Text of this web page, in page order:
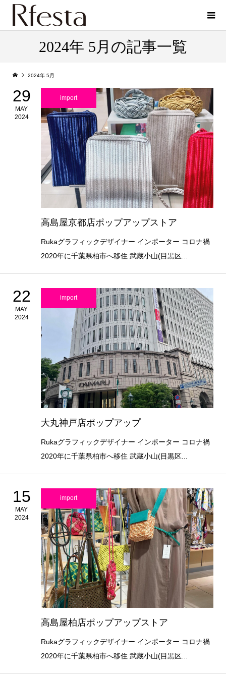
2024年 5月の記事一覧
2024年 5月
29
MAY
2024
import
高島屋京都店ポップアップストア
Rukaグラフィックデザイナー インポーター コロナ禍
2020年に千葉県柏市へ移住 武蔵小山(目黒区...
22
MAY
2024
import
大丸神戸店ポップアップ
Rukaグラフィックデザイナー インポーター コロナ禍
2020年に千葉県柏市へ移住 武蔵小山(目黒区...
15
MAY
2024
import
高島屋柏店ポップアップストア
Rukaグラフィックデザイナー インポーター コロナ禍
2020年に千葉県柏市へ移住 武蔵小山(目黒区...